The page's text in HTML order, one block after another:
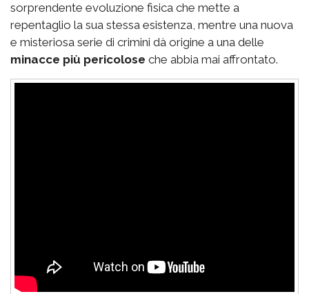
sorprendente evoluzione fisica che mette a
repentaglio la sua stessa esistenza, mentre una nuova
e misteriosa serie di crimini dà origine a una delle
minacce più pericolose che abbia mai affrontato.